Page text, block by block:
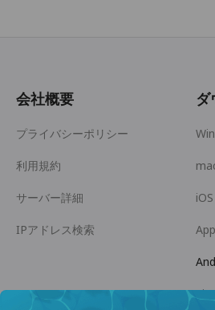
会社概要
プライバシーポリシー
利用規約
サーバー詳細
IPアドレス検索
ダ
iOS